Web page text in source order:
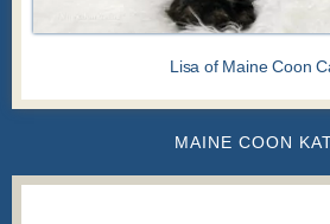
Lisa of Maine Coon
MAINE COON